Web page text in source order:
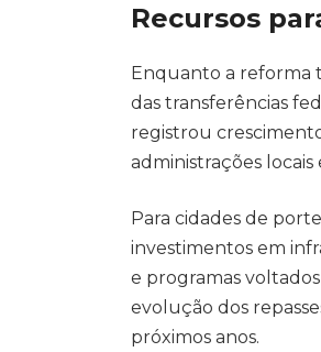
Recursos
Enquanto a reforma
das transferências
registrou
administrações locais
Para cidades de
investimentos em
e programas
evolução dos
próximos anos.